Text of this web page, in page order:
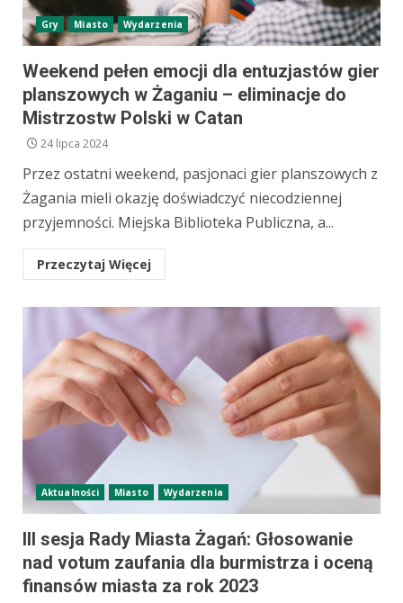
Gry Miasto Wydarzenia
Weekend pełen emocji dla entuzjastów gier
planszowych w Żaganiu – eliminacje do
Mistrzostw Polski w Catan
24 lipca 2024
Przez ostatni weekend, pasjonaci gier planszowych z
Żagania mieli okazję doświadczyć niecodziennej
przyjemności. Miejska Biblioteka Publiczna, a...
Przeczytaj Więcej
Aktualności Miasto Wydarzenia
III sesja Rady Miasta Żagań: Głosowanie
nad votum zaufania dla burmistrza i oceną
finansów miasta za rok 2023